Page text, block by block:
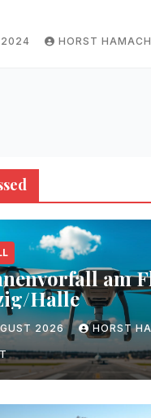
2024 HORST
am
Halle
2026 HORST